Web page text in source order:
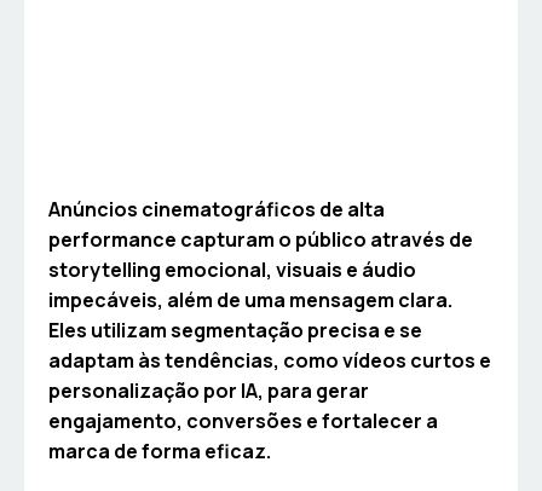
Anúncios cinematográficos de alta
performance capturam o público através de
storytelling emocional, visuais e áudio
impecáveis, além de uma mensagem clara.
Eles utilizam segmentação precisa e se
adaptam às tendências, como vídeos curtos e
personalização por IA, para gerar
engajamento, conversões e fortalecer a
marca de forma eficaz.